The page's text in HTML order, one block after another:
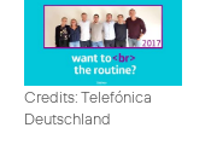
Credits: Telefónica
Deutschland